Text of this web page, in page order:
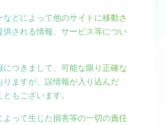
どによって他のサイトに移動さ
される情報、サービス等につい
つきまして、可能な限り正確な
ますが、誤情報が入り込んだ
もございます。
って生じた損害等の一切の責任